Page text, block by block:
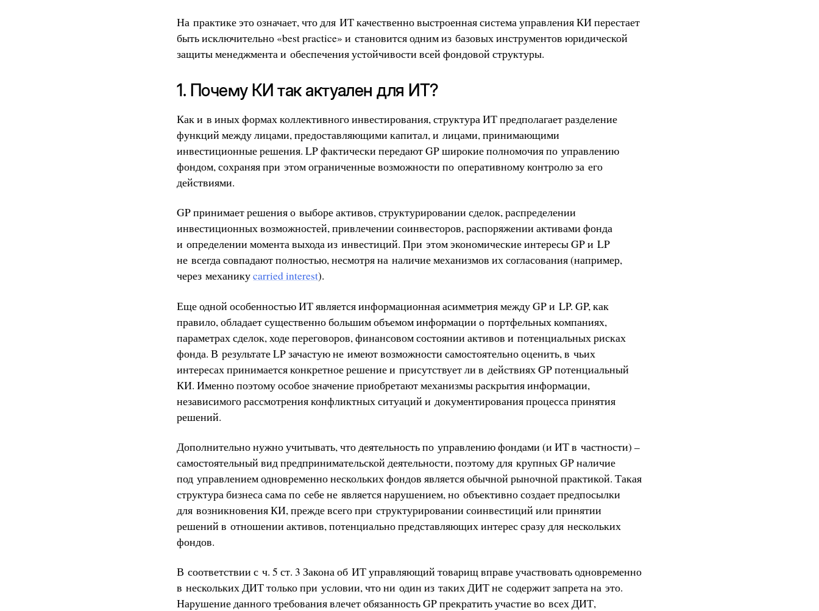
На практике это означает, что для ИТ качественно выстроенная система управления КИ перестает
быть исключительно «best practice» и становится одним из базовых инструментов юридической
защиты менеджмента и обеспечения устойчивости всей фондовой структуры.
1. Почему КИ так актуален для ИТ?
Как и в иных формах коллективного инвестирования, структура ИТ предполагает разделение
функций между лицами, предоставляющими капитал, и лицами, принимающими
инвестиционные решения. LP фактически передают GP широкие полномочия по управлению
фондом, сохраняя при этом ограниченные возможности по оперативному контролю за его
действиями.
GP принимает решения о выборе активов, структурировании сделок, распределении
инвестиционных возможностей, привлечении соинвесторов, распоряжении активами фонда
и определении момента выхода из инвестиций. При этом экономические интересы GP и LP
не всегда совпадают полностью, несмотря на наличие механизмов их согласования (например,
через механикуcarried interest).
Еще одной особенностью ИТ является информационная асимметрия между GP и LP. GP, как
правило, обладает существенно большим объемом информации о портфельных компаниях,
параметрах сделок, ходе переговоров, финансовом состоянии активов и потенциальных рисках
фонда. В результате LP зачастую не имеют возможности самостоятельно оценить, в чьих
интересах принимается конкретное решение и присутствует ли в действиях GP потенциальный
КИ. Именно поэтому особое значение приобретают механизмы раскрытия информации,
независимого рассмотрения конфликтных ситуаций и документирования процесса принятия
решений.
Дополнительно нужно учитывать, что деятельность по управлению фондами (и ИТ в частности) –
самостоятельный вид предпринимательской деятельности, поэтому для крупных GP наличие
под управлением одновременно нескольких фондов является обычной рыночной практикой. Такая
структура бизнеса сама по себе не является нарушением, но объективно создает предпосылки
для возникновения КИ, прежде всего при структурировании соинвестиций или принятии
решений в отношении активов, потенциально представляющих интерес сразу для нескольких
фондов.
В соответствии с ч. 5 ст. 3 Закона об ИТ управляющий товарищ вправе участвовать одновременно
в нескольких ДИТ только при условии, что ни один из таких ДИТ не содержит запрета на это.
Нарушение данного требования влечет обязанность GP прекратить участие во всех ДИТ,